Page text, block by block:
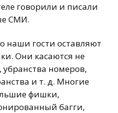
говорили и писали
СМИ.
наши гости оставляют
Они касаются не
убранства номеров,
и т. д. Многие
фишки,
багги,